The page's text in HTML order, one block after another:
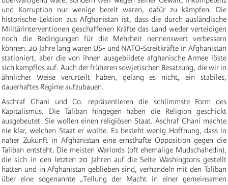
und Korruption nur wenige bereit waren, dafür zu kämpfen. Die
historische Lektion aus Afghanistan ist, dass die durch ausländische
Militärinterventionen geschaffenen Kräfte das Land weder verteidigen
noch die Bedingungen für die Mehrheit nennenswert verbessern
können. 20 Jahre lang waren US- und NATO-Streitkräfte in Afghanistan
stationiert, aber die von ihnen ausgebildete afghanische Armee löste
sich kampflos auf. Auch der früheren sowjetischen Besatzung, die wir in
ähnlicher Weise verurteilt haben, gelang es nicht, ein stabiles,
dauerhaftes Regime aufzubauen.
Aschraf Ghani und Co. repräsentieren die schlimmste Form des
Kapitalismus. Die Taliban hingegen haben die Religion geschickt
ausgebeutet. Sie wollen einen religiösen Staat. Aschraf Ghani machte
nie klar, welchen Staat er wollte. Es besteht wenig Hoffnung, dass in
naher Zukunft in Afghanistan eine ernsthafte Opposition gegen die
Taliban entsteht. Die meisten Warlords (oft ehemalige Mudschahedin),
die sich in den letzten 20 Jahren auf die Seite Washingtons gestellt
hatten und in Afghanistan geblieben sind, verhandeln mit den Taliban
über eine sogenannte „Teilung der Macht in einer gemeinsamen